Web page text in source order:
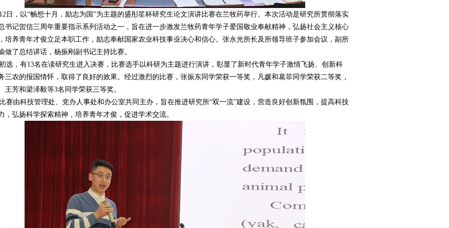
，以“畅想十月，励志为国”为主题的盛彤笙杯研究生论文演讲比赛在兰牧药举行。本次活动是研究所贯彻落实
书记贺信三周年重要指示系列活动之一，旨在进一步激发兰牧药青年学子爱国敬业奉献精神，弘扬社会主义核心
培养青年才俊立足本职工作，励志奉献国家农业科技事业决心和信心。张永光所长及所领导班子参加会议，副所
做了总结讲话，杨振刚副书记主持比赛。
，有13名在读研究生进入决赛，比赛选手以科研为主题进行演讲，彰显了新时代青年学子激情飞扬、创新科
三农的报国情怀，取得了良好的效果。经过激烈的比赛，张振东同学荣获一等奖，凡媛和葛菲同学荣获二等奖，
王芳和梁泽毅等3名同学荣获三等奖。
由科技管理处、党办人事处和办公室共同主办，旨在推进研究所“双一流”建设，营造良好创新氛围，提高科技
，弘扬科学探索精神，培养青年才俊，促进学术交流。